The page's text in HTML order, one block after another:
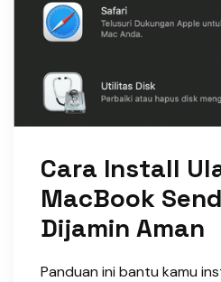
Cara Install
MacBook
Dijamin Aman
Panduan ini bantu kamu